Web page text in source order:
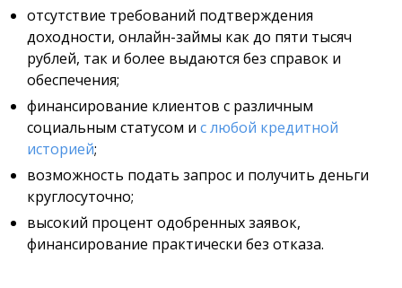
отсутствие требований подтверждения
доходности, онлайн-займы как до пяти тысяч
рублей, так и более выдаются без справок и
обеспечения;
финансирование клиентов с различным
социальным статусом и с любой кредитной
историей;
возможность подать запрос и получить деньги
круглосуточно;
высокий процент одобренных заявок,
финансирование практически без отказа.